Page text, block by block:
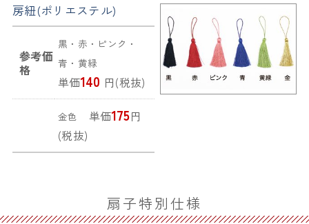
房紐(ポリエステル)
参考価
格
黒・赤・ピンク・
青・黄緑
単価140 円(税抜)
金色 単価175円
(税抜)
扇子特別仕様